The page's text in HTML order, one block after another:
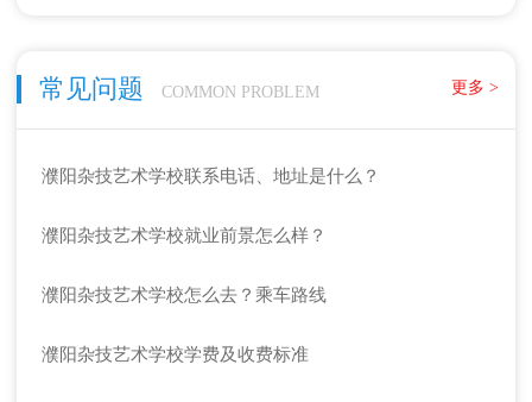
常见问题 COMMON PROBLEM 更多 >
濮阳杂技艺术学校联系电话、地址是什么？
濮阳杂技艺术学校就业前景怎么样？
濮阳杂技艺术学校怎么去？乘车路线
濮阳杂技艺术学校学费及收费标准